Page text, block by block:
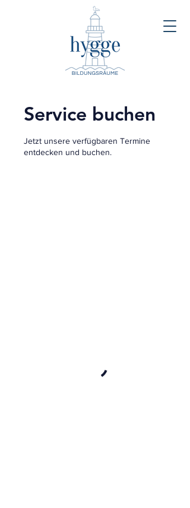
Service buchen
Jetzt unsere verfügbaren Termine
entdecken und buchen.